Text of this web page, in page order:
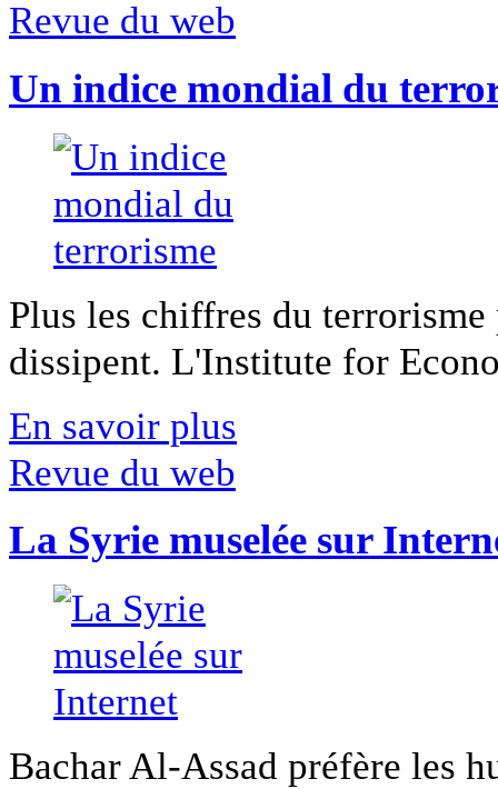
Revue du web
Un indice mondial du
Plus les chiffres du
dissipent. L'Institute for
En savoir plus
Revue du web
La Syrie muselée sur
Bachar Al-Assad préfère les